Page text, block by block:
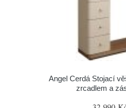
Angel Cerdá Stojací
zrcadlem a